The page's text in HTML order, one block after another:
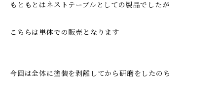
もともとはネストテーブルとしての製品でしたが
こちらは単体での販売となります
今回は全体に塗装を剥離してから研磨をしたのち